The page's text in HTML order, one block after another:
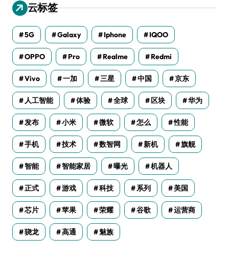
云标签
5G Galaxy Iphone IQOO
OPPO Pro Realme Redmi
Vivo 一加 三星 中国 京东
人工智能 体验 全球 区块 华为
发布 小米 微软 怎么 性能
手机 技术 数智网 新机 旗舰
智能 智能家居 曝光 机器人
正式 游戏 科技 系列 美国
芯片 苹果 荣耀 谷歌 运营商
骁龙 高通 魅族